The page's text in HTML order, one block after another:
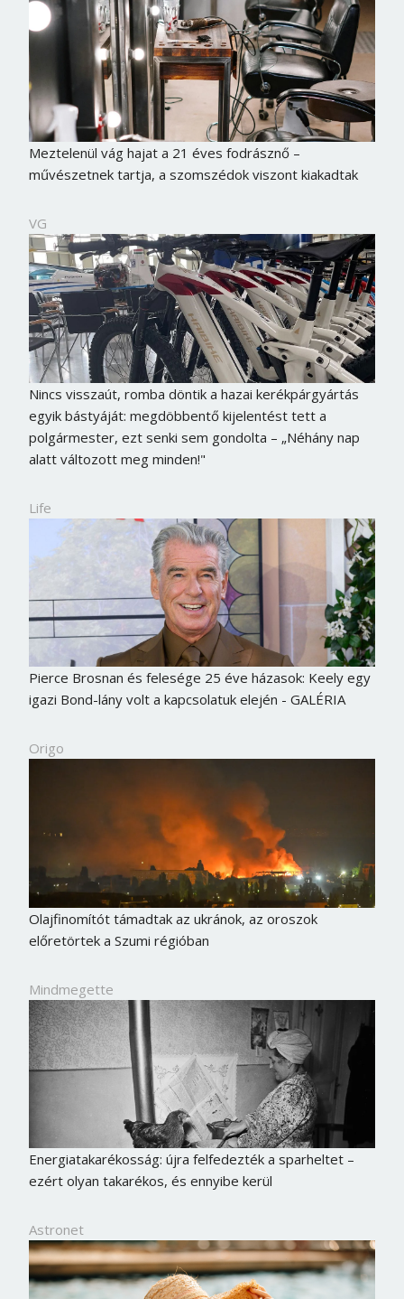
Meztelenül vág hajat a 21 éves fodrásznő –
művészetnek tartja, a szomszédok viszont kiakadtak
VG
Nincs visszaút, romba döntik a hazai kerékpárgyártás
egyik bástyáját: megdöbbentő kijelentést tett a
polgármester, ezt senki sem gondolta – „Néhány nap
alatt változott meg minden!"
Life
Pierce Brosnan és felesége 25 éve házasok: Keely egy
igazi Bond-lány volt a kapcsolatuk elején - GALÉRIA
Origo
Olajfinomítót támadtak az ukránok, az oroszok
előretörtek a Szumi régióban
Mindmegette
Energiatakarékosság: újra felfedezték a sparheltet –
ezért olyan takarékos, és ennyibe kerül
Astronet